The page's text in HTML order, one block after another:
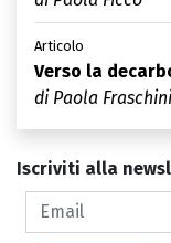
Articolo
Verso la
di Paola Fraschini
Iscriviti alla